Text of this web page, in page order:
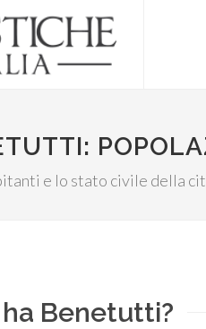
e lo stato civile della
Benetutti?